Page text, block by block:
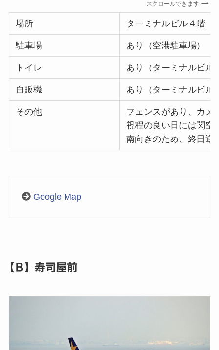
スクロールできます
場所 ターミナルビル４階
駐車場 あり（空港駐車場）
トイレ あり（ターミナルビル
自販機 あり（ターミナルビル
その他
フェンスがあり、カメ
視程の良い日には関空
南向きのため、終日逆
Google Map
【B】寿司屋前